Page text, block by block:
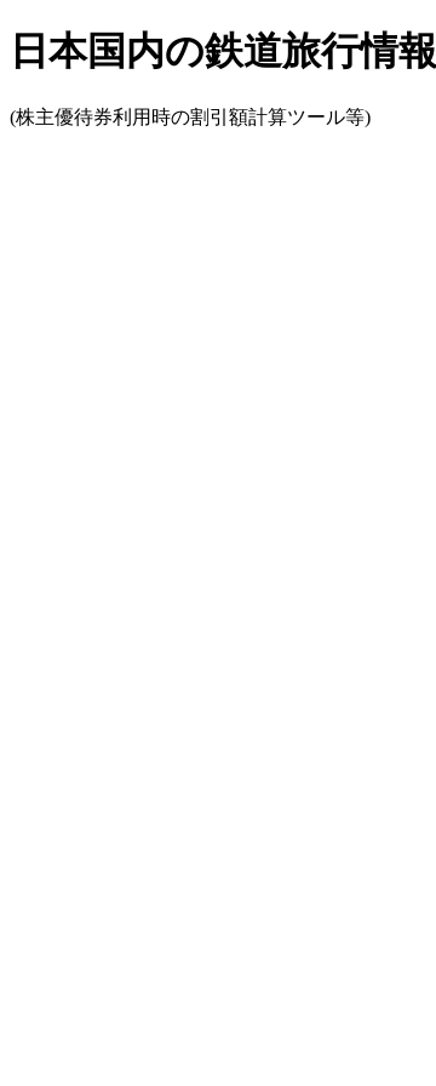
日本国内の鉄道旅行情報
(株主優待券利用時の割引額計算ツール等)